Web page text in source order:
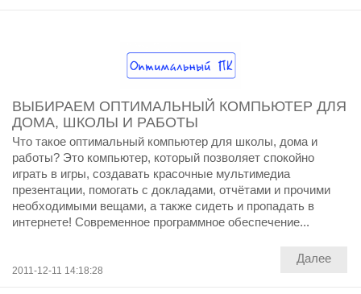
ВЫБИРАЕМ ОПТИМАЛЬНЫЙ КОМПЬЮТЕР ДЛЯ
ДОМА, ШКОЛЫ И РАБОТЫ
Что такое оптимальный компьютер для школы, дома и
работы? Это компьютер, который позволяет спокойно
играть в игры, создавать красочные мультимедиа
презентации, помогать с докладами, отчётами и прочими
необходимыми вещами, а также сидеть и пропадать в
интернете! Современное программное обеспечение...
2011-12-11 14:18:28
Далее